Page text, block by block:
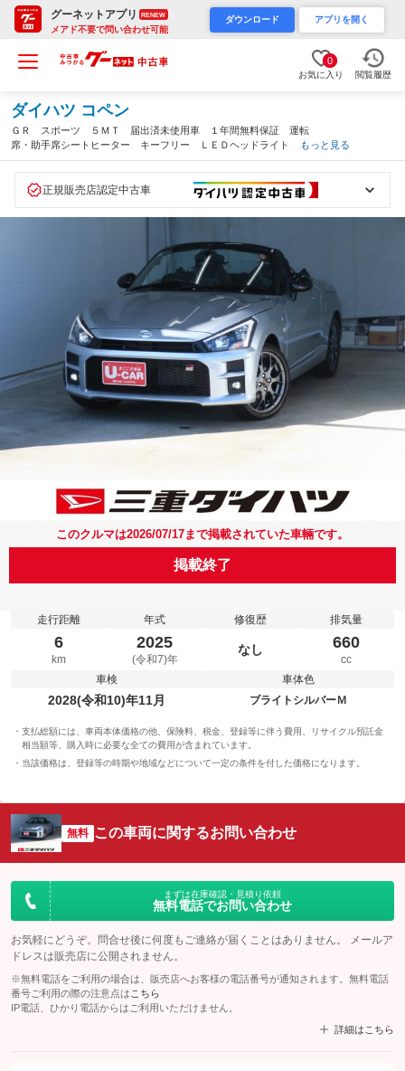
グーネットアプリ RENEW
メアド不要で問い合わせ可能
ダウンロード アプリを開く
0
お気に入り 閲覧履歴
ダイハツ コペン
ＧＲ スポーツ ５ＭＴ 届出済未使用車 １年間無料保証 運転
席・助手席シートヒーター キーフリー ＬＥＤヘッドライト 記
録簿 ＡＢＳ ワンオーナー 純正レカロシート ＭＯＭＯハンド
ウィンドウ（三重県）
もっと見る
正規販売店認定中古車
このクルマは2026/07/17まで掲載されていた車輛です。
掲載終了
走行距離
6
km
年式
2025
(令和7)年
修復歴
なし
排気量
660
cc
車検
2028(令和10)年11月
車体色
ブライトシルバーＭ
支払総額には、車両本体価格の他、保険料、税金、登録等に伴う費用、リサイクル預託金
相当額等、購入時に必要な全ての費用が含まれています。
当該価格は、登録等の時期や地域などについて一定の条件を付した価格になります。
無料 この車両に関するお問い合わせ
まずは在庫確認・見積り依頼
無料電話でお問い合わせ
お気軽にどうぞ。問合せ後に何度もご連絡が届くことはありません。 メールア
ドレスは販売店に公開されません。
※無料電話をご利用の場合は、販売店へお客様の電話番号が通知されます。無料電話
番号ご利用の際の注意点は こちら
IP電話、ひかり電話からはご利用いただけません。
詳細はこちら